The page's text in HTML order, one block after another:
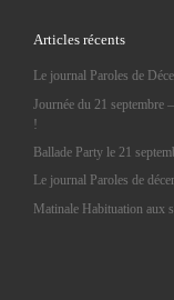
Articles récents
Le journal Paroles de
Journée du 21 septembre
!
Ballade Party le 21
Le journal Paroles de
Matinale Habituation aux